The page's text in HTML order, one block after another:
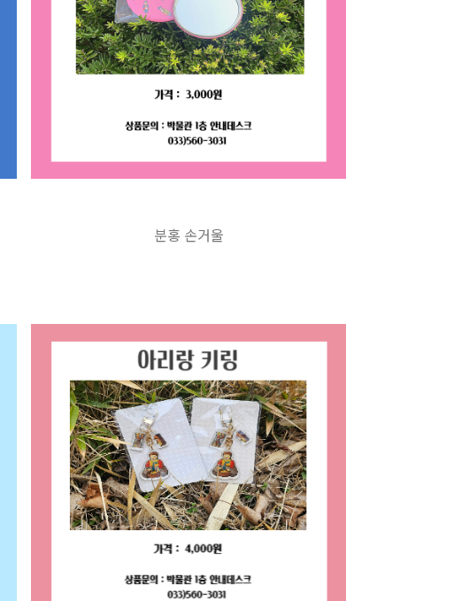
분홍 손거울